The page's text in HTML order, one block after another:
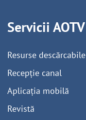
Servicii AOTV
Resurse descărcabile
Recepție canal
Aplicația mobilă
Revistă